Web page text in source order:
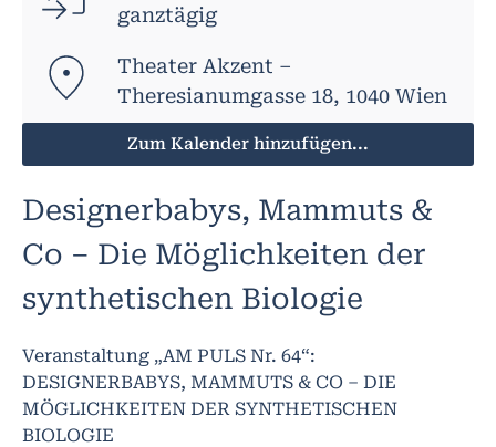
ganztägig
Theater Akzent –
Theresianumgasse 18, 1040 Wien
Zum Kalender hinzufügen...
Designerbabys, Mammuts &
Co – Die Möglichkeiten der
synthetischen Biologie
Veranstaltung „AM PULS Nr. 64“:
DESIGNERBABYS, MAMMUTS & CO – DIE
MÖGLICHKEITEN DER SYNTHETISCHEN
BIOLOGIE